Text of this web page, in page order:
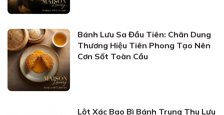
Bánh Lưu Sa Đầu Tiên: Chân Dung
Thương Hiệu Tiên Phong Tạo Nên
Cơn Sốt Toàn Cầu
Lột Xác Bao Bì Bánh Trung Thu Lưu